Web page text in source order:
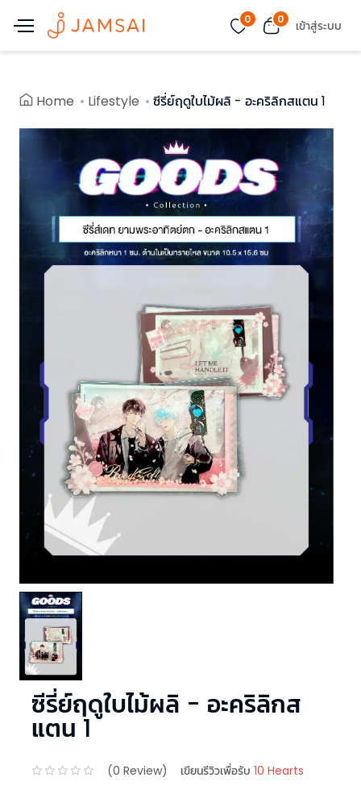
0 0 เข้าสู่ระบบ
Home Lifestyle ซีรี่ย์ฤดูใบไม้ผลิ - อะคริลิกสแตน 1
ซีรี่ย์ฤดูใบไม้ผลิ - อะคริลิกส
แตน 1
(0 Review) เขียนรีวิวเพื่อรับ 10 Hearts